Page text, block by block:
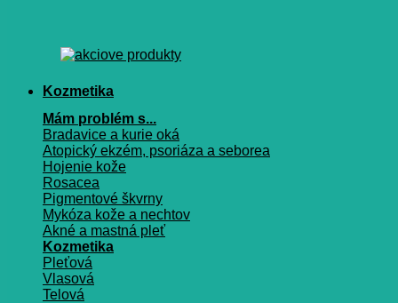
Kozmetika
Mám problém s...
Bradavice a kurie oká
Atopický ekzém, psoriáza a seborea
Hojenie kože
Rosacea
Pigmentové škvrny
Mykóza kože a nechtov
Akné a mastná pleť
Kozmetika
Pleťová
Vlasová
Telová